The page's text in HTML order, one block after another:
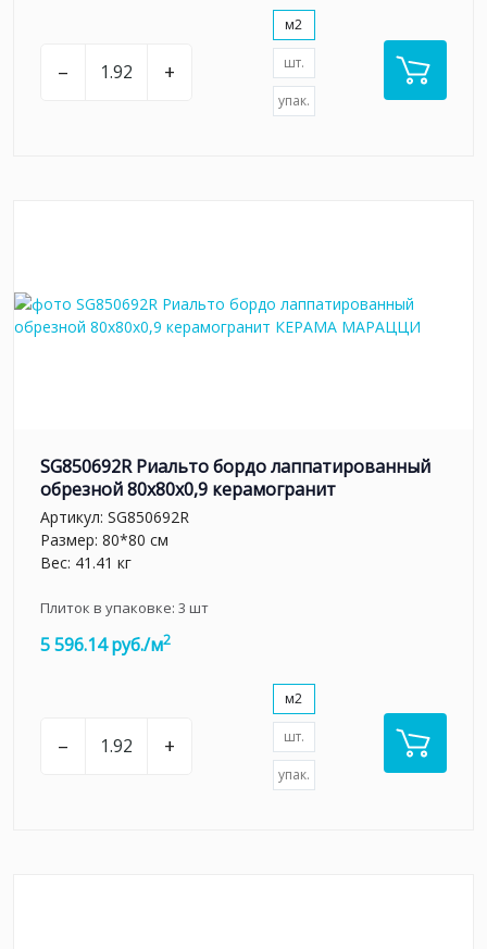
– +
м2
шт.
упак.
SG850692R Риальто бордо лаппатированный
обрезной 80x80x0,9 керамогранит
Артикул: SG850692R
Размер: 80*80 см
Вес: 41.41 кг
Плиток в упаковке: 3 шт
5 596.14 руб./м2
– +
м2
шт.
упак.